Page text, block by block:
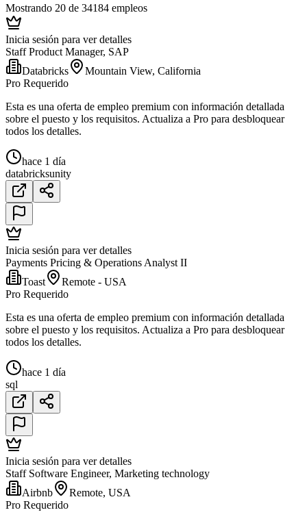
Mostrando 20 de 34184 empleos
Inicia sesión para ver detalles
Staff Product Manager, SAP
Databricks
Mountain View, California
Pro Requerido
Esta es una oferta de empleo premium con información detallada
sobre el puesto y los requisitos. Actualiza a Pro para desbloquear
todos los detalles.
hace 1 día
databricksunity
Inicia sesión para ver detalles
Payments Pricing & Operations Analyst II
Toast
Remote - USA
Pro Requerido
Esta es una oferta de empleo premium con información detallada
sobre el puesto y los requisitos. Actualiza a Pro para desbloquear
todos los detalles.
hace 1 día
sql
Inicia sesión para ver detalles
Staff Software Engineer, Marketing technology
Airbnb
Remote, USA
Pro Requerido